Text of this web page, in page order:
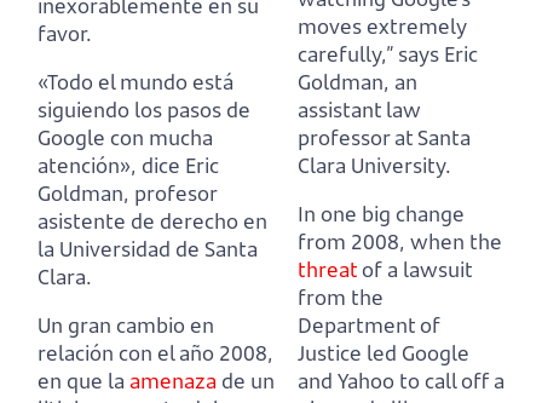
inexorablemente en su
favor.
«Todo el mundo está
siguiendo los pasos de
Google con mucha
atención», dice Eric
Goldman, profesor
asistente de derecho en
la Universidad de Santa
Clara.
Un gran cambio en
relación con el año 2008,
en que la amenaza de un
moves extremely
carefully,” says Eric
Goldman, an
assistant law
professor at Santa
Clara University.
In one big change
from 2008, when the
threatof a lawsuit
from the
Department of
Justice led Google
and Yahoo to call off a